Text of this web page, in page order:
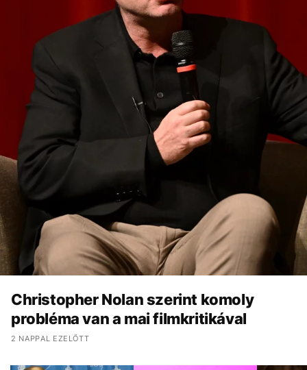
Christopher Nolan szerint komoly
probléma van a mai filmkritikával
2 NAPPAL EZELŐTT